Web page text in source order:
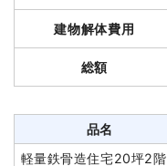
木造住宅28坪2階建て
建物解体費用
総額
品名
軽量鉄骨造住宅20坪2階